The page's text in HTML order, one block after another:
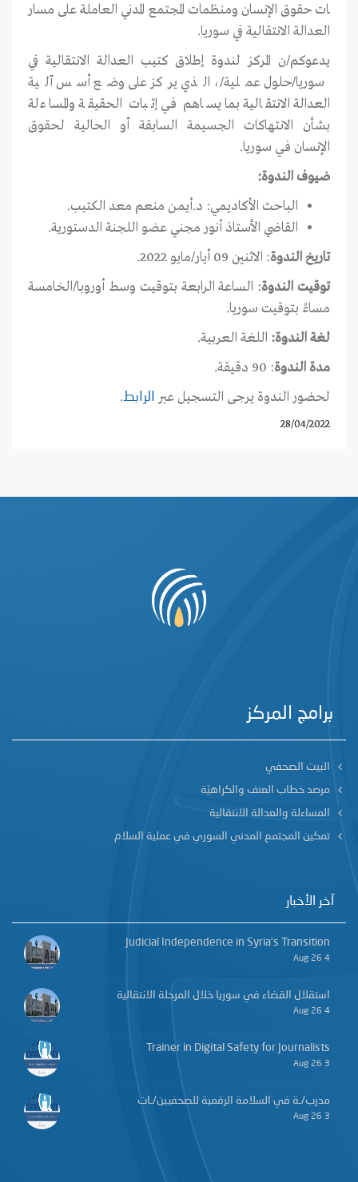
ـات حقوق الإنسان ومنظمات المجتمع المدني العاملة على مسار
العدالة الانتقالية في سوريا.
يدعوكم/ن المركز لندوة إطلاق كتيب العدالة الانتقالية في
سوريا/حلول عملية/، الذي يركز على وضع أسس آلية
العدالة الانتقالية بما يساهم فـي إثبات الحقيقة والمساءلة
بشأن الانتهاكات الجسيمة السابقة أو الحالية لحقوق
الإنسان فـي سوريا.
ضيوف الندوة:
الباحث الأكاديمي: د.أيمن منعم معد الكتيب.
القاضي الأستاذ أنور مجني عضو اللجنة الدستورية.
تاريخ الندوة: الاثنين 09 أيار/مايو 2022.
توقيت الندوة: الساعة الرابعة بتوقيت وسط أوروبا/الخامسة
مساءً بتوقيت سوريا.
لغة الندوة: اللغة العربية.
مدة الندوة: 90 دقيقة.
لحضور الندوة يرجى التسجيل عبر
الرابط.
28/04/2022
برامج المركز
البيت الصحفي
مرصد خطاب العنف والكراهيّة
المساءلة والعدالة الانتقالية
تمكين المجتمع المدني السوري في عملية السلام
آخر الأخبار
Judicial Independence in Syria’s Transition
4 Aug 26
استقلال القضاء في سوريا خلال المرحلة الانتقالية
4 Aug 26
Trainer in Digital Safety for Journalists
3 Aug 26
مدرب/ـة في السلامة الرقمية للصحفيين/ـات
3 Aug 26